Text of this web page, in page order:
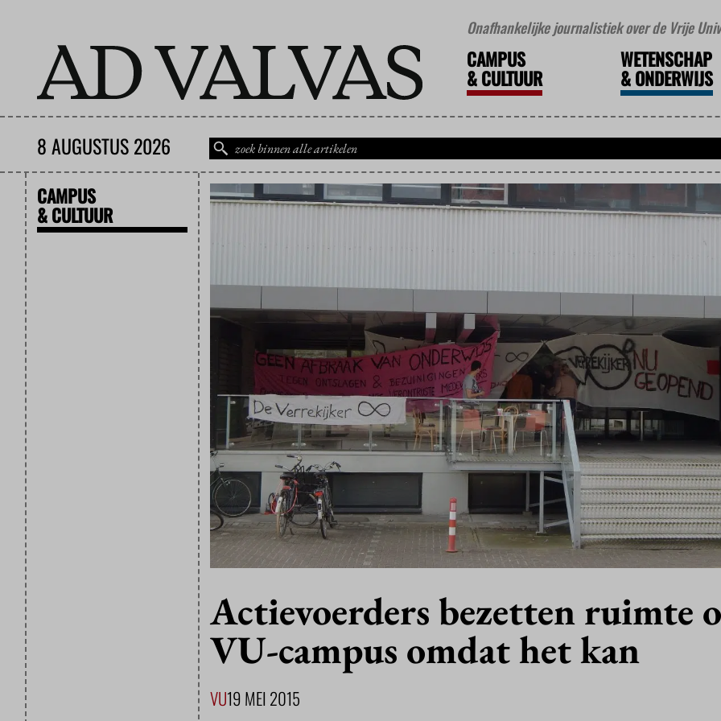
Onafhankelijke journalistiek over de Vrije
CAMPUS
&CULTUUR
WETENSCHAP
&ONDERWIJS
8 AUGUSTUS 2026
CAMPUS
& CULTUUR
Actievoerders bezetten ruimte
VU-campus omdat het kan
VU19 MEI 2015